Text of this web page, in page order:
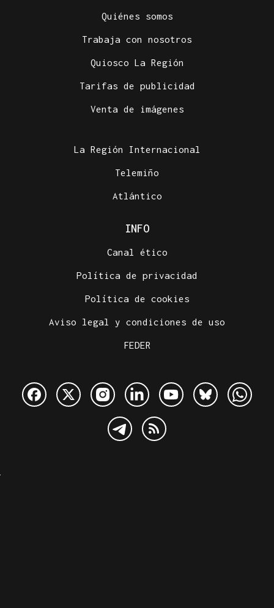
Quiénes somos
Trabaja con nosotros
Quiosco La Región
Tarifas de publicidad
Venta de imágenes
La Región Internacional
Telemiño
Atlántico
INFO
Canal ético
Política de privacidad
Política de cookies
Aviso legal y condiciones de uso
FEDER